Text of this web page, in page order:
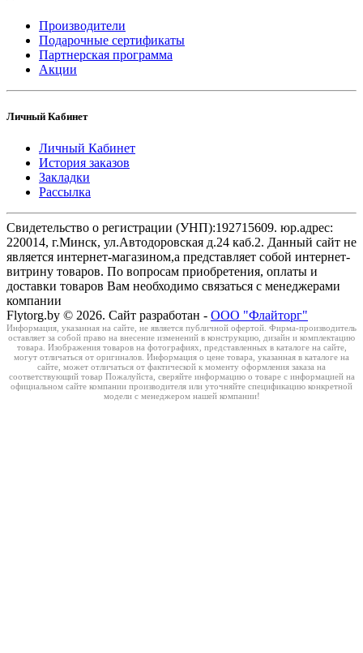
Производители
Подарочные сертификаты
Партнерская программа
Акции
Личный Кабинет
Личный Кабинет
История заказов
Закладки
Рассылка
Свидетельство о регистрации (УНП):192715609. юр.адрес:
220014, г.Минск, ул.Автодоровская д.24 каб.2. Данный сайт не
является интернет-магазином,а представляет собой интернет-
витрину товаров. По вопросам приобретения, оплаты и
доставки товаров Вам необходимо связаться с менеджерами
компании
Flytorg.by © 2026. Сайт разработан - ООО "Флайторг"
Информация, указанная на сайте, не является публичной офертой. Фирма-производитель
оставляет за собой право на внесение изменений в конструкцию, дизайн и комплектацию
товара. Изображения товаров на фотографиях, представленных в каталоге на сайте,
могут отличаться от оригиналов. Информация о цене товара, указанная в каталоге на
сайте, может отличаться от фактической к моменту оформления заказа на
соответствующий товар Пожалуйста, сверяйте информацию о товаре с информацией на
официальном сайте компании производителя или уточняйте спецификацию конкретной
модели с менеджером нашей компании!